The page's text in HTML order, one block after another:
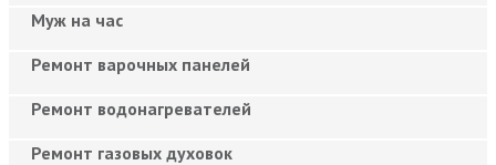
Муж на час
Ремонт варочных панелей
Ремонт водонагревателей
Ремонт газовых духовок